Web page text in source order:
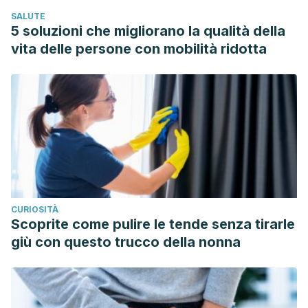
https://doi.org/10.1016/j.emcaa.2004.10.003
SALUTE
5 soluzioni che migliorano la qualità della
vita delle persone con mobilità ridotta
CURIOSITÀ
Scoprite come pulire le tende senza tirarle
giù con questo trucco della nonna